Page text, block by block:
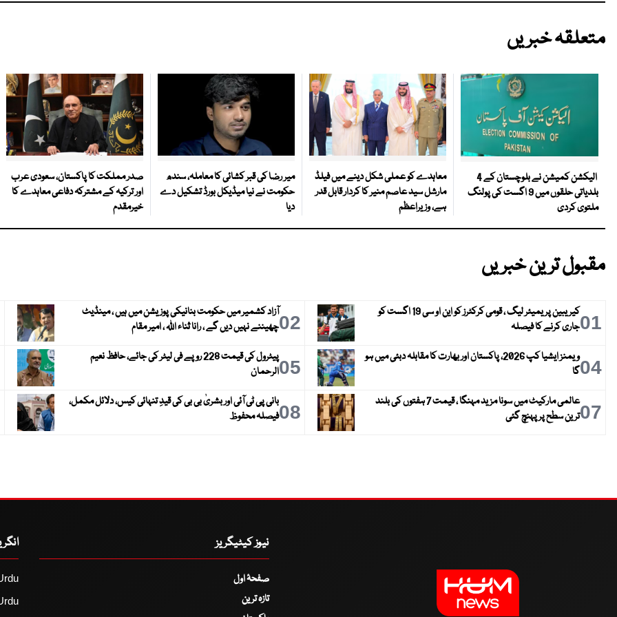
متعلقہ خبریں
الیکشن کمیشن نے بلوچستان کے 4
بلدیاتی حلقوں میں 9 اگست کی پولنگ
ملتوی کردی
معاہدے کو عملی شکل دینے میں فیلڈ
مارشل سید عاصم منیر کا کردار قابل قدر
ہے، وزیراعظم
میر رضا کی قبر کشائی کا معاملہ، سندھ
حکومت نے نیا میڈیکل بورڈ تشکیل دے
دیا
صدر مملکت کا پاکستان، سعودی عرب
اور ترکیہ کے مشترکہ دفاعی معاہدے کا
خیرمقدم
مقبول ترین خبریں
01
کیریبین پریمیئر لیگ ، قومی کرکٹرز کو این او سی 19 اگست کو
جاری کرنے کا فیصلہ
02آزاد کشمیر میں حکومت بنانیکی پوزیشن میں ہیں ، مینڈیٹ
چھیننے نہیں دیں گے ، رانا ثناء اللہ ، امیر مقام
04
ویمنز ایشیا کپ 2026، پاکستان اور بھارت کا مقابلہ دبئی میں ہو
گا
05
پیٹرول کی قیمت 228 روپے فی لیٹر کی جائے، حافظ نعیم
الرحمان
07
عالمی مارکیٹ میں سونا مزید مہنگا ، قیمت 7 ہفتوں کی بلند
ترین سطح پر پہنچ گئی
08بانی پی ٹی آئی اور بشریٰ بی بی کی قیدِ تنہائی کیس، دلائل مکمل،
فیصلہ محفوظ
نیوز کیٹیگریز
صفحۂ اول
تازہ ترین